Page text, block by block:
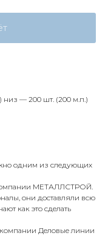
низ — 200 шт. (200 м.п.)
одним из следующих
МЕТАЛЛСТРОЙ.
они доставляли всю
как это сделать
компании Деловые линии